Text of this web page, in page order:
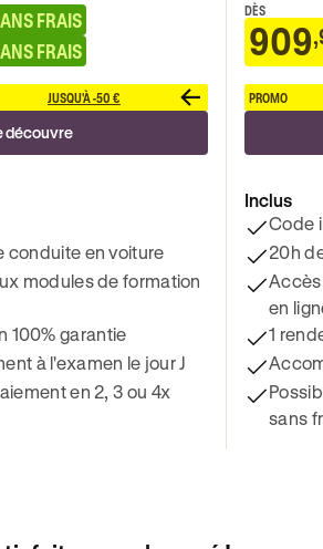
FRAIS
FRAIS
JUSQU'À -50 €
découvre
conduite en voiture
modules de formation
100% garantie
à l'examen le jour J
en 2, 3 ou 4x
DÈS
909
PROMO
Inclus
Code
20h
en
1
sans